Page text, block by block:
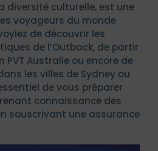
diversité culturelle, est une
voyageurs du monde
de découvrir les
de l’Outback, de partir
PVT Australie ou encore de
les villes de Sydney ou
de vous préparer
connaissance des
souscrivant une assurance